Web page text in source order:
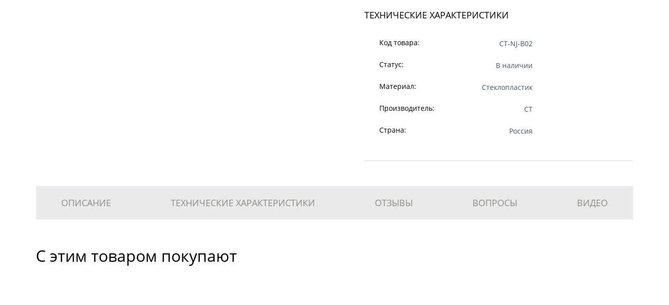
ТЕХНИЧЕСКИЕ ХАРАКТЕРИСТИКИ
Код товара: CT-NJ-B02
Статус: В наличии
Материал: Стеклопластик
Производитель: CT
Страна: Россия
ОПИСАНИЕ ТЕХНИЧЕСКИЕ ХАРАКТЕРИСТИКИ ОТЗЫВЫ ВОПРОСЫ ВИДЕО
С этим товаром покупают